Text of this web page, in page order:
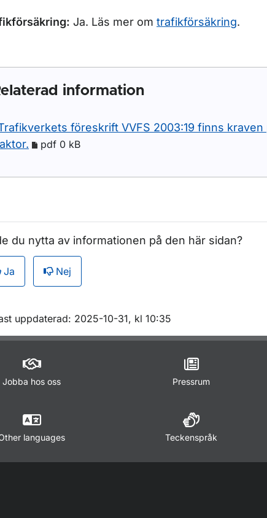
Ja. Läs mer om trafikförsäkring.
information
föreskrift VVFS 2003:19 finns kraven
pdf 0 kB
du nytta av informationen på den här sidan?
Ja Nej
sidan
uppdaterad: 2025-10-31, kl 10:35
Jobba hos oss Pressrum
languages Teckenspråk